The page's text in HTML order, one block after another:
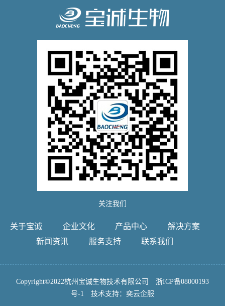
关注我们
关于宝诚 企业文化 产品中心
解决方案
新闻资讯
服务支持 联系我们
Copyright©2022杭州宝诚生物技术有限公司 浙ICP备08000193
号-1 技术支持： 奕云企服